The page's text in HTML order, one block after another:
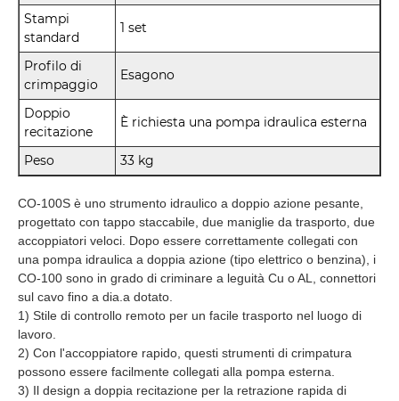
Stampi
standard
1 set
Profilo di
crimpaggio
Esagono
Doppio
recitazione
È richiesta una pompa idraulica esterna
Peso 33 kg
CO-100S è uno strumento idraulico a doppio azione pesante,
progettato con tappo staccabile, due maniglie da trasporto, due
accoppiatori veloci. Dopo essere correttamente collegati con
una pompa idraulica a doppia azione (tipo elettrico o benzina), i
CO-100 sono in grado di criminare a leguità Cu o AL, connettori
sul cavo fino a dia.a dotato.
1) Stile di controllo remoto per un facile trasporto nel luogo di
lavoro.
2) Con l'accoppiatore rapido, questi strumenti di crimpatura
possono essere facilmente collegati alla pompa esterna.
3) Il design a doppia recitazione per la retrazione rapida di